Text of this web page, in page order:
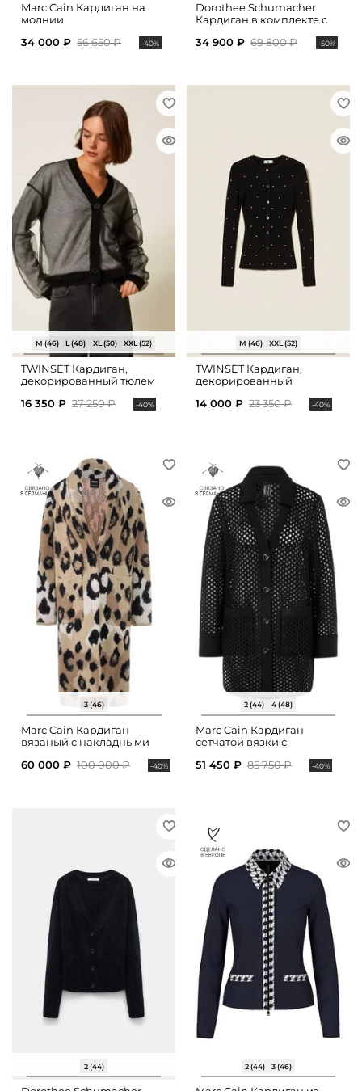
Marc Cain Кардиган на
молнии
34 000 ₽ 56 650 ₽ -40%
Dorothee Schumacher
Кардиган в комплекте с
34 900 ₽ 69 800 ₽ -50%
M (46) L (48) XL (50) XXL (52)
TWINSET Кардиган,
декорированный тюлем
16 350 ₽ 27 250 ₽ -40%
M (46) XXL (52)
TWINSET Кардиган,
декорированный
14 000 ₽ 23 350 ₽ -40%
3 (46)
Marc Cain Кардиган
вязаный с накладными
60 000 ₽ 100 000 ₽ -40%
2 (44) 4 (48)
Marc Cain Кардиган
сетчатой вязки с
51 450 ₽ 85 750 ₽ -40%
2 (44) 2 (44) 3 (46)